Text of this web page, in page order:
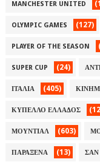
MANCHESTER UNITED
OLYMPIC GAMES (127)
PLAYER OF THE SEASON
SUPER CUP (24)
ΙΤΑΛΙΑ (405)
ΚΥΠΕΛΛΟ ΕΛΛΑΔΟΣ
ΜΟΥΝΤΙΑΛ (603)
ΠΑΡΑΞΕΝΑ (13) ΣΑΝ